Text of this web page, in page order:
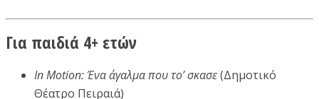
Για παιδιά 4+ ετών
In Motion: Ένα άγαλμα που το’ σκασε(Δημοτικό
Θέατρο Πειραιά)